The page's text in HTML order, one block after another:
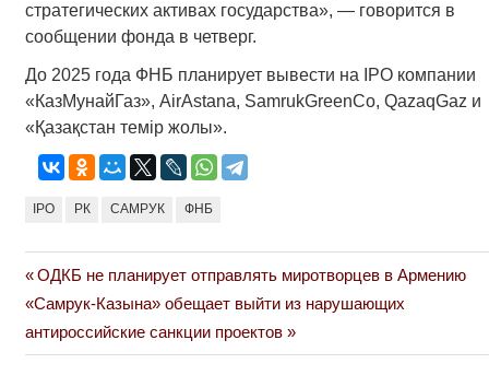
стратегических активах государства», — говорится в
сообщении фонда в четверг.
До 2025 года ФНБ планирует вывести на IPO компании
«КазМунайГаз», AirAstana, SamrukGreenCo, QazaqGaz и
«Қазақстан темір жолы».
IPO РК САМРУК ФНБ
Навигация
по
Previous
Post:
ОДКБ не планирует отправлять миротворцев в Армению
Next
Post:
«Самрук-Казына» обещает выйти из нарушающих
антироссийские санкции проектов